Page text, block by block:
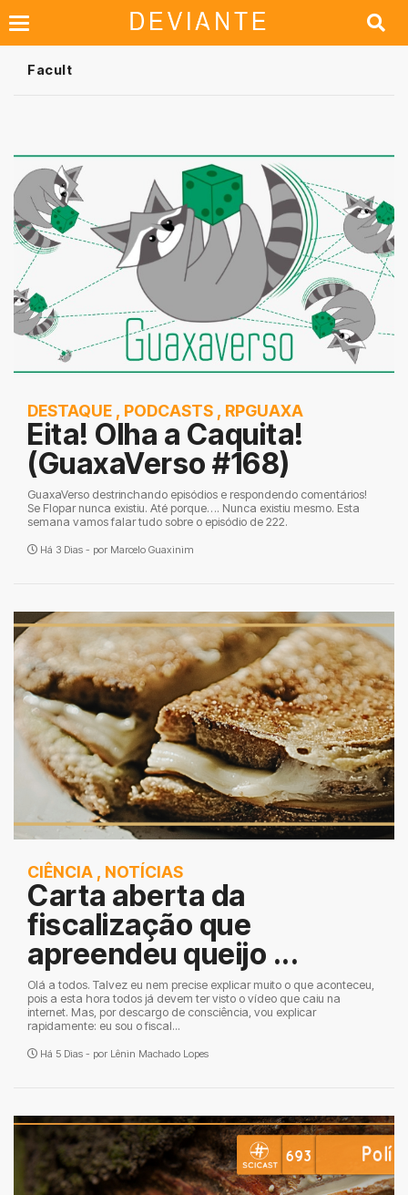
Facult
DESTAQUE , PODCASTS , RPGUAXA
Eita! Olha a Caquita!
(GuaxaVerso #168)
GuaxaVerso destrinchando episódios e respondendo comentários!
Se Flopar nunca existiu. Até porque…. Nunca existiu mesmo. Esta
semana vamos falar tudo sobre o episódio de 222.
Há 3 Dias - por Marcelo Guaxinim
CIÊNCIA , NOTÍCIAS
Carta aberta da
fiscalização que
apreendeu queijo ...
Olá a todos. Talvez eu nem precise explicar muito o que aconteceu,
pois a esta hora todos já devem ter visto o vídeo que caiu na
internet. Mas, por descargo de consciência, vou explicar
rapidamente: eu sou o fiscal...
Há 5 Dias - por Lênin Machado Lopes